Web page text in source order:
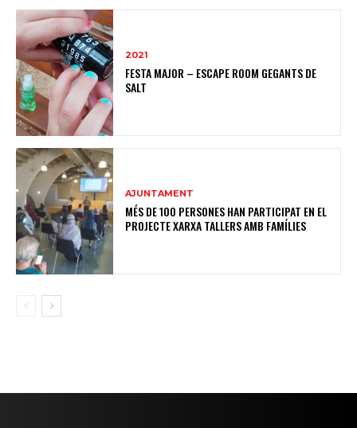
2021
FESTA MAJOR – ESCAPE ROOM GEGANTS DE
SALT
AJUNTAMENT
MÉS DE 100 PERSONES HAN PARTICIPAT EN EL
PROJECTE XARXA TALLERS AMB FAMÍLIES